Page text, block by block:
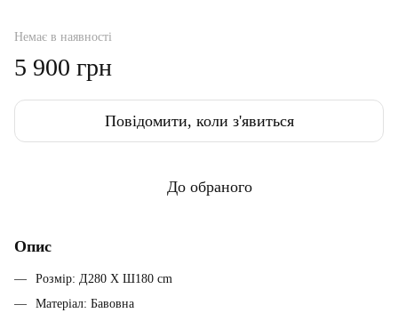
Немає в наявності
5 900 грн
Повідомити, коли з'явиться
До обраного
Опис
Розмір: Д280 X Ш180 cm
Матеріал: Бавовна